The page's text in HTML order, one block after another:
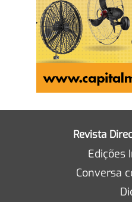
Revista
Edições
Conversa